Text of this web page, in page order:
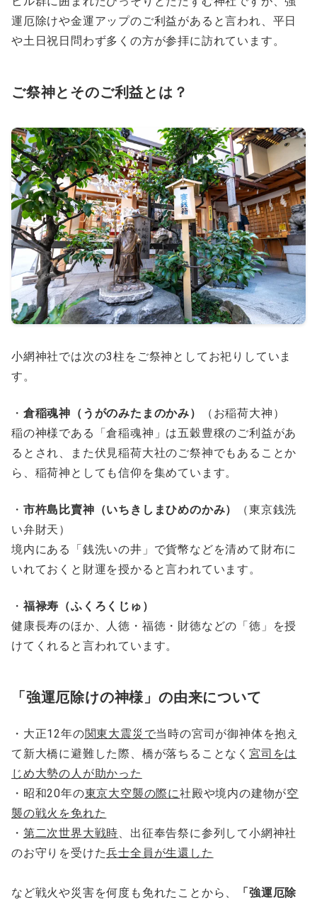
運厄除けや金運アップのご利益があると言われ、平日
や土日祝日問わず多くの方が参拝に訪れています。
ご祭神とそのご利益とは？
小網神社では次の3柱をご祭神としてお祀りしていま
す。
・ 倉稲魂神（うがのみたまのかみ）
（お稲荷大神）
稲の神様である「倉稲魂神」は五穀豊穣のご利益があ
るとされ、また伏見稲荷大社のご祭神でもあることか
ら、稲荷神としても信仰を集めています。
・ 市杵島比賣神（いちきしまひめのかみ）
（東京銭洗
い弁財天）
境内にある「銭洗いの井」で貨幣などを清めて財布に
いれておくと財運を授かると言われています。
・ 福禄寿（ふくろくじゅ）
健康長寿のほか、人徳・福徳・財徳などの「徳」を授
けてくれると言われています。
「強運厄除けの神様」の由来について
・大正12年の関東大震災で当時の宮司が御神体を抱え
て新大橋に避難した際、橋が落ちることなく 宮司をは
じめ大勢の人が助かった
・昭和20年の東京大空襲の際に社殿や境内の建物が空
襲の戦火を免れた
・ 第二次世界大戦時、出征奉告祭に参列して小網神社
のお守りを受けた兵士全員が生還した
など戦火や災害を何度も免れたことから、
「強運厄除